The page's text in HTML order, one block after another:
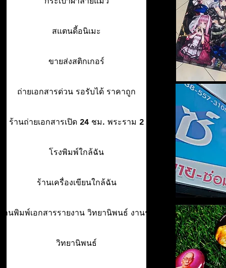
สแตนดี้อนิเมะ
ขายส่งสติกเกอร์
ถ่ายเอกสารด่วน รอรับได้ ราคาถูก
ร้านถ่ายเอกสารเปิด 24 ชม. พระราม 2
โรงพิมพ์ใกล้ฉัน
ร้านเครื่องเขียนใกล้ฉัน
านพิมพ์เอกสารรายงาน วิทยานิพนธ์ งานรา
วิทยานิพนธ์